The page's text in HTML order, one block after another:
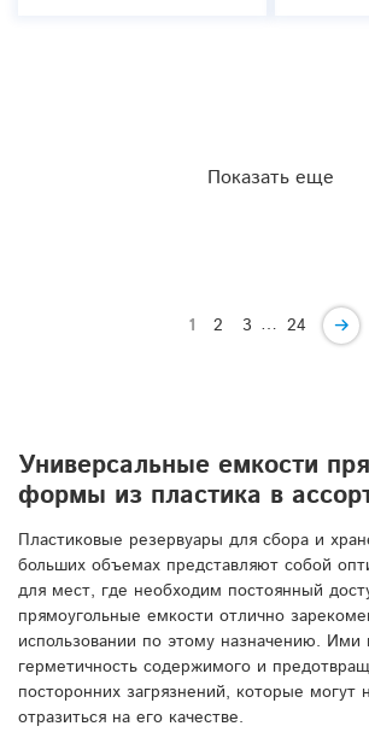
Показать еще
1 2 3 … 24
Универсальные емкости
формы из пластика в
Пластиковые резервуары для сбора и
больших объемах представляют собой
для мест, где необходим постоянный
прямоугольные емкости отлично
использовании по этому назначению. Ими
герметичность содержимого и
посторонних загрязнений, которые могут
отразиться на его качестве.